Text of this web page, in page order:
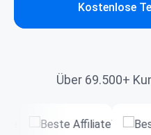
Kostenlose
Über 69.500+